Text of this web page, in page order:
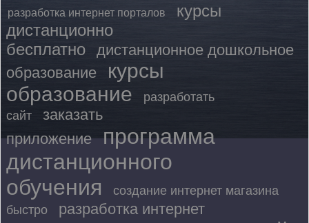
разработка интернет порталов
курсы
дистанционно
бесплатно
дистанционное дошкольное
образование
курсы
образование
разработать
сайт
заказать
приложение
программа
дистанционного
обучения
создание интернет магазина
быстро
разработка интернет